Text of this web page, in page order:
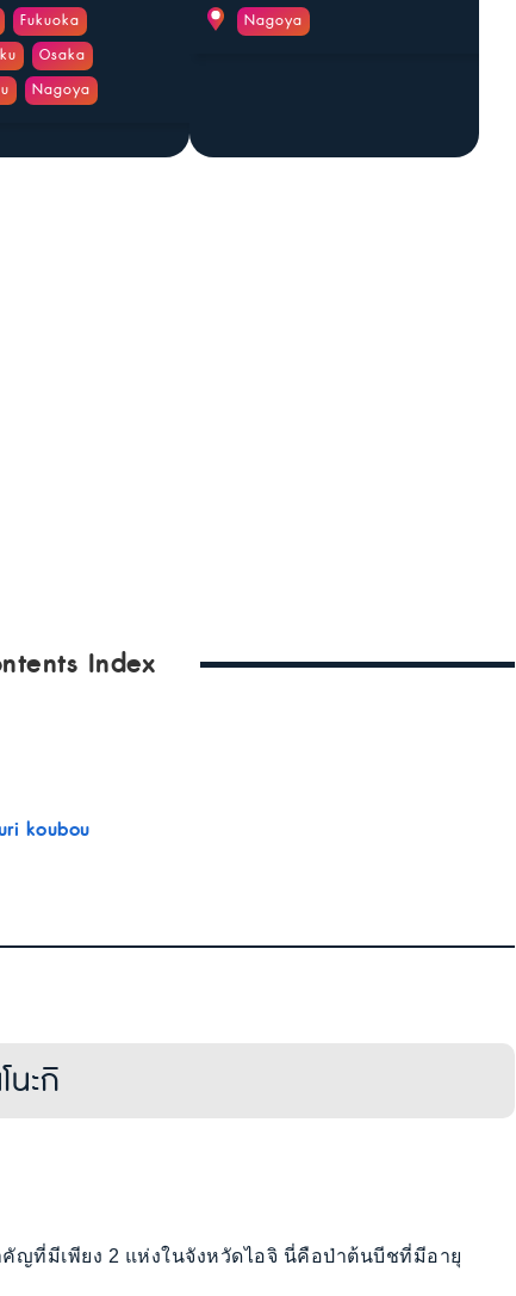
Fukuoka
Osaka
Nagoya
Nagoya
Index
koubou
ะกิ
ญที่มีเพียง 2 แห่งในจังหวัดไอจิ นี่คือป่าต้นบีชที่มีอายุ